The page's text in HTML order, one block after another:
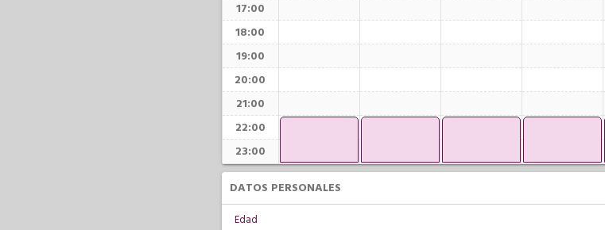
17:00
18:00
19:00
20:00
21:00
22:00
23:00
DATOS PERSONALES
Edad